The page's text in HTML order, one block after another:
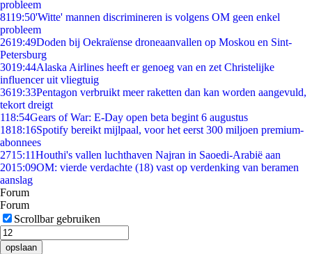
probleem
8119:50'Witte' mannen discrimineren is volgens OM geen enkel
probleem
2619:49Doden bij Oekraïense droneaanvallen op Moskou en Sint-
Petersburg
3019:44Alaska Airlines heeft er genoeg van en zet Christelijke
influencer uit vliegtuig
3619:33Pentagon verbruikt meer raketten dan kan worden aangevuld,
tekort dreigt
118:54Gears of War: E-Day open beta begint 6 augustus
1818:16Spotify bereikt mijlpaal, voor het eerst 300 miljoen premium-
abonnees
2715:11Houthi's vallen luchthaven Najran in Saoedi-Arabië aan
2015:09OM: vierde verdachte (18) vast op verdenking van beramen
aanslag
Forum
Forum
Scrollbar gebruiken
opslaan